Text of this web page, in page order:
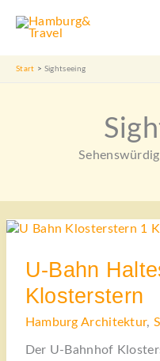
Inhalt
Start Sightseeing
U-Bahn
Klosterstern
Hamburg Architektur,
Der U-Bahnhof
U-
BAHN